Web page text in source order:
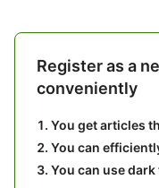
Register as a
conveniently
You get articles
You can
You can use dark